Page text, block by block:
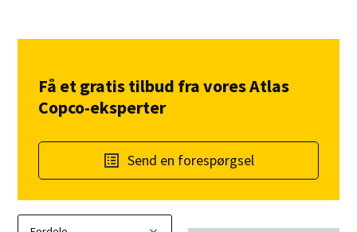
Få et gratis tilbud fra vores Atlas
Copco-eksperter
Send en forespørgsel